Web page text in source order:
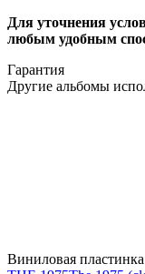
Для уточнения
любым удобным
Гарантия
Другие альбомы
Виниловая пластинка